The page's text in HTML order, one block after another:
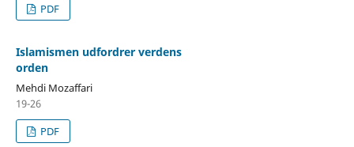
PDF
Islamismen udfordrer verdens
orden
Mehdi Mozaffari
19-26
PDF